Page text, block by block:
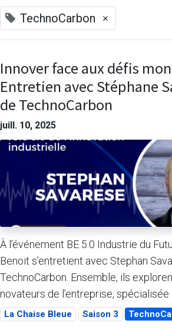
TechnoCarbon ×
Innover face aux défis
Entretien avec Stéphane
de TechnoCarbon
juill. 10, 2025
À l’événement BE 5.0 Industrie du
Benoit s’entretient avec Stephan
TechnoCarbon. Ensemble, ils
novateurs de l’entreprise, spécialisée
La Chaise Bleue Saison 3